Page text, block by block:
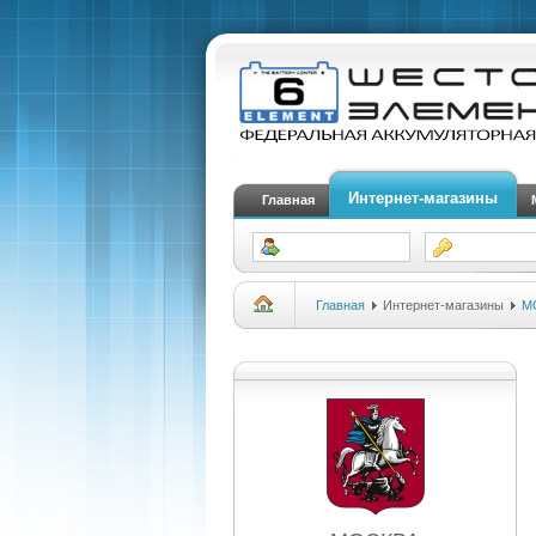
Главная Интернет-магазины
Главная Интернет-магазины